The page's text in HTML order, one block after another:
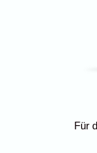
Für